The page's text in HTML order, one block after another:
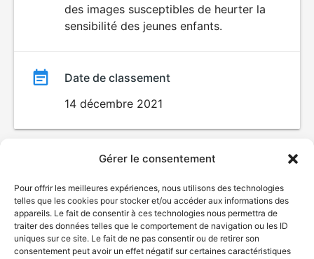
Gérer le consentement
Pour offrir les meilleures expériences, nous utilisons des technologies
telles que les cookies pour stocker et/ou accéder aux informations des
appareils. Le fait de consentir à ces technologies nous permettra de
traiter des données telles que le comportement de navigation ou les ID
uniques sur ce site. Le fait de ne pas consentir ou de retirer son
consentement peut avoir un effet négatif sur certaines caractéristiques
des images susceptibles de heurter la
sensibilité des jeunes enfants.
Date de classement
14 décembre 2021